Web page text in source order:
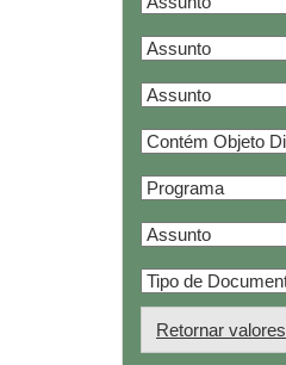
Retornar valores